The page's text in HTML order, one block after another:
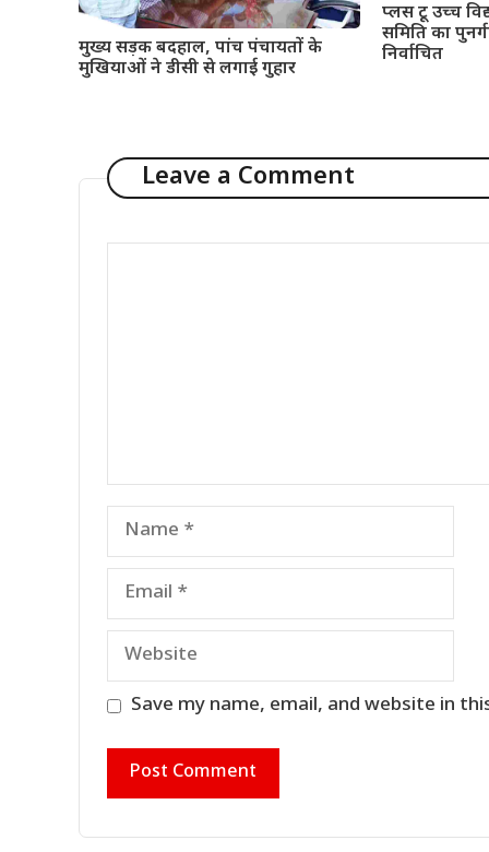
मुख्य सड़क बदहाल, पांच पंचायतों के
मुखियाओं ने डीसी से लगाई गुहार
प्लस टू उच्च
समिति का
निर्वाचित
Leave a Comment
Name
Email
Website
Save my name, email, and website in